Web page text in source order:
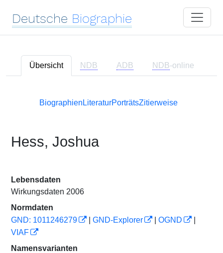
Deutsche Biographie
Übersicht NDB ADB NDB-online
Biographien LiteraturPorträtsZitierweise
Hess, Joshua
Lebensdaten
Wirkungsdaten 2006
Normdaten
GND: 1011246279
GND-Explorer OGND
VIAF
Namensvarianten